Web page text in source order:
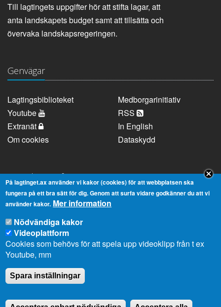
Till lagtingets uppgifter hör att stifta lagar, att
anta landskapets budget samt att tillsätta och
övervaka landskapsregeringen.
Genvägar
Lagtingsbiblioteket
Medborgarinitiativ
Youtube
RSS
Extranät
In English
Om cookies
Dataskydd
Kontaktuppgifter
Strandgatan 37, AX-22100 Mariehamn
Telefonnummer:
+358 18 25000
E-
post:
info@lagtinget.ax
Fler:
Kontakta lagtingets kansli
På lagtinget.ax använder vi kakor (cookies) för att webbplatsen ska
fungera på ett bra sätt för dig. Genom att surfa vidare godkänner du att vi
använder kakor. Mer information
Nödvändiga kakor
Videoplattform
Cookies som behövs för att spela upp videoklipp från t ex
Youtube, mm
Spara inställningar